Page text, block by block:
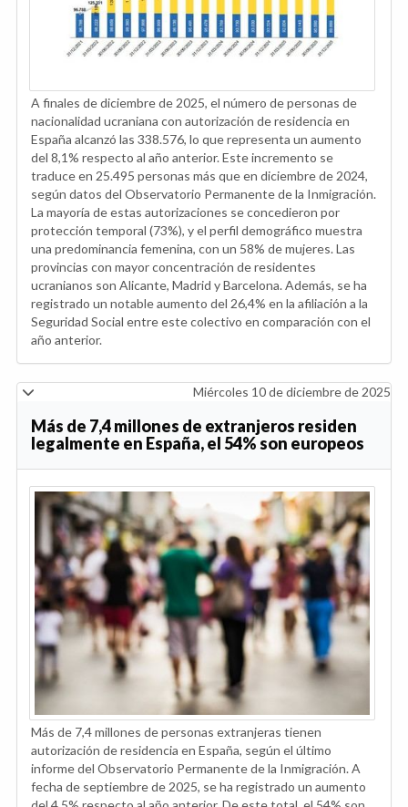
A finales de diciembre de 2025, el número de personas de
nacionalidad ucraniana con autorización de residencia en
España alcanzó las 338.576, lo que representa un aumento
del 8,1% respecto al año anterior. Este incremento se
traduce en 25.495 personas más que en diciembre de 2024,
según datos del Observatorio Permanente de la Inmigración.
La mayoría de estas autorizaciones se concedieron por
protección temporal (73%), y el perfil demográfico muestra
una predominancia femenina, con un 58% de mujeres. Las
provincias con mayor concentración de residentes
ucranianos son Alicante, Madrid y Barcelona. Además, se ha
registrado un notable aumento del 26,4% en la afiliación a la
Seguridad Social entre este colectivo en comparación con el
año anterior.
Miércoles 10 de diciembre de 2025
Más de 7,4 millones de extranjeros residen
legalmente en España, el 54% son europeos
Más de 7,4 millones de personas extranjeras tienen
autorización de residencia en España, según el último
informe del Observatorio Permanente de la Inmigración. A
fecha de septiembre de 2025, se ha registrado un aumento